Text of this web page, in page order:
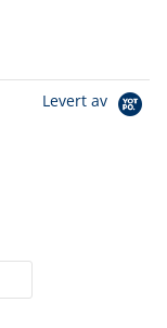
Levert av